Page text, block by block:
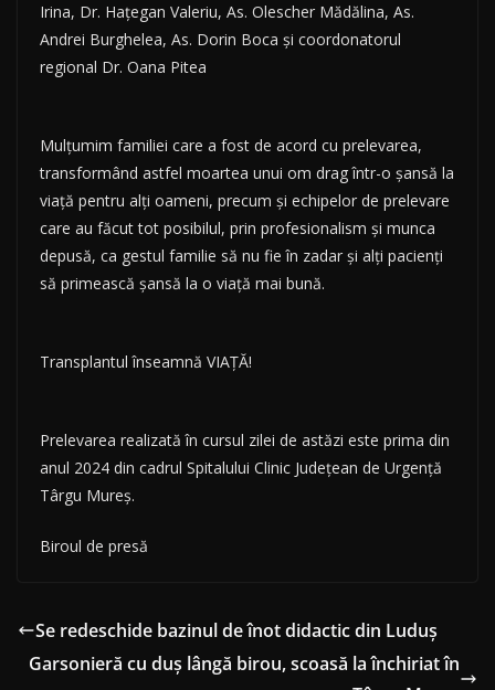
Irina, Dr. Haţegan Valeriu, As. Olescher Mădălina, As.
Andrei Burghelea, As. Dorin Boca şi coordonatorul
regional Dr. Oana Pitea
Mulţumim familiei care a fost de acord cu prelevarea,
transformând astfel moartea unui om drag într-o şansă la
viaţă pentru alţi oameni, precum şi echipelor de prelevare
care au făcut tot posibilul, prin profesionalism şi munca
depusă, ca gestul familie să nu fie în zadar şi alţi pacienţi
să primească şansă la o viaţă mai bună.
Transplantul înseamnă VIAŢĂ!
Prelevarea realizată în cursul zilei de astăzi este prima din
anul 2024 din cadrul Spitalului Clinic Judeţean de Urgenţă
Târgu Mureş.
Biroul de presă
Se redeschide bazinul de înot didactic din Luduș
Garsonieră cu duş lângă birou, scoasă la închiriat în